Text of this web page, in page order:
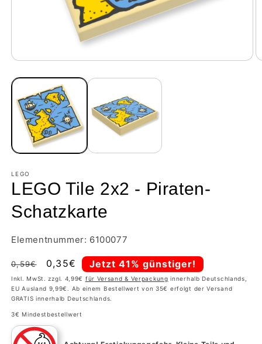
LEGO
LEGO Tile 2x2 - Piraten-
Schatzkarte
Elementnummer: 6100077
Normaler
Preis
0,59€ Verkaufspreis
0,35€ Jetzt 41% günstiger!
Inkl. MwSt. zzgl. 4,99€ für Versand & Verpackung innerhalb Deutschlands,
EU Ausland 9,99€. Ab einem Bestellwert von 35€ erfolgt der Versand
GRATIS innerhalb Deutschlands.
3€ Mindestbestellwert